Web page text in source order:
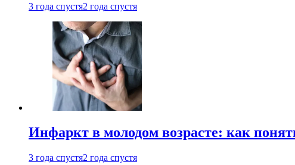
3 года спустя2 года спустя
Инфаркт в молодом возрасте: как
3 года спустя2 года спустя